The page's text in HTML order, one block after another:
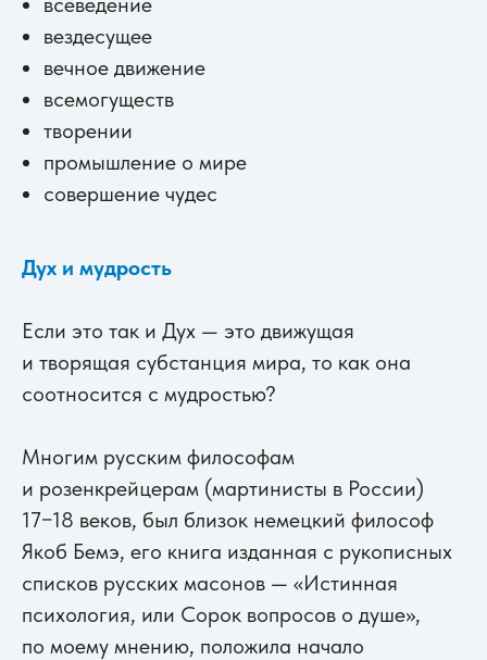
вездесущее
вечное движение
всемогуществ
творении
промышление о мире
совершение чудес
Дух и мудрость
Если это так и Дух — это движущая
и творящая субстанция мира, то как она
соотносится с мудростью?
Многим русским философам
и розенкрейцерам (мартинисты в России)
17−18 веков, был близок немецкий философ
Якоб Бемэ, его книга изданная с рукописных
списков русских масонов — «Истинная
психология, или Сорок вопросов о душе»,
по моему мнению, положила начало